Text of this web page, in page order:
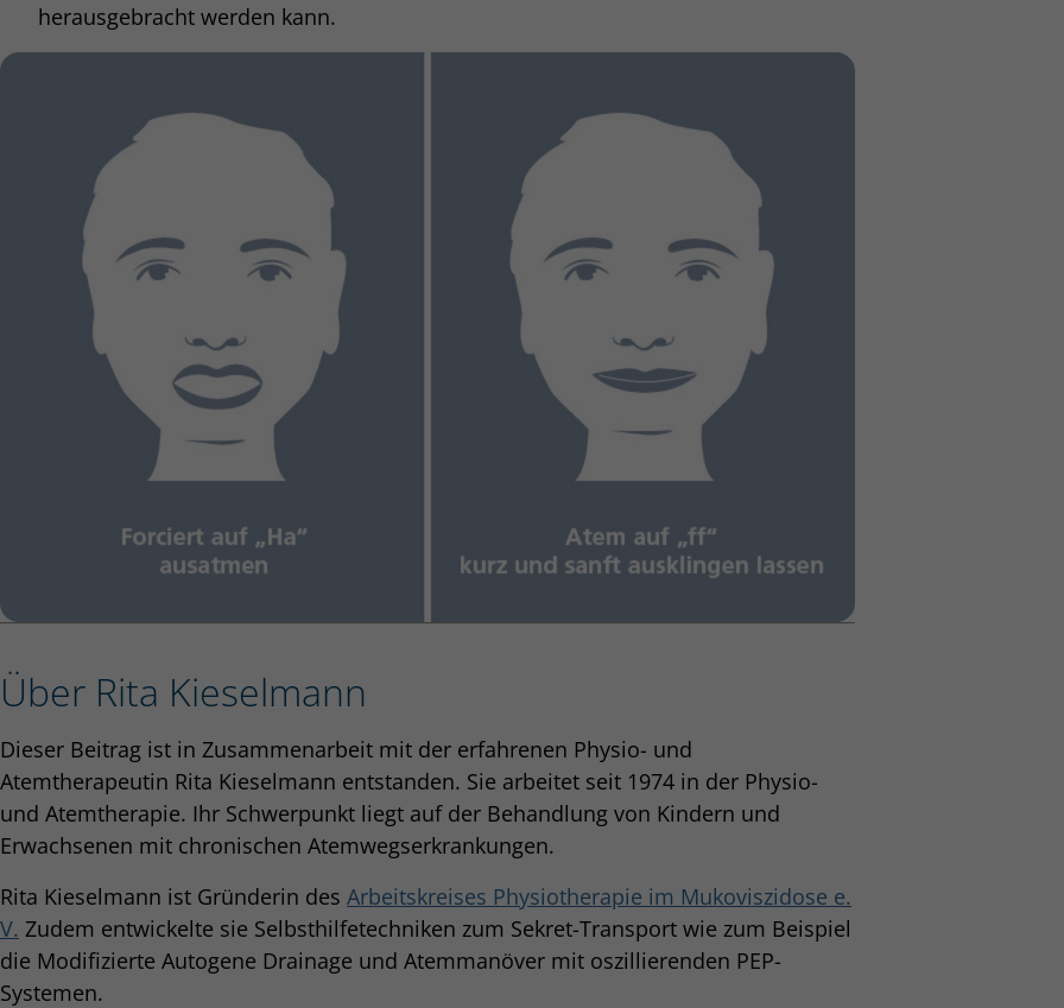
herausgebracht werden kann.
Über Rita Kieselmann
Dieser Beitrag ist in Zusammenarbeit mit der erfahrenen Physio- und
Atemtherapeutin Rita Kieselmann entstanden. Sie arbeitet seit 1974 in der Physio-
und Atemtherapie. Ihr Schwerpunkt liegt auf der Behandlung von Kindern und
Erwachsenen mit chronischen Atemwegserkrankungen.
Rita Kieselmann ist Gründerin des Arbeitskreises Physiotherapie im Mukoviszidose e.
V. Zudem entwickelte sie Selbsthilfetechniken zum Sekret-Transport wie zum Beispiel
die Modifizierte Autogene Drainage und Atemmanöver mit oszillierenden PEP-
Systemen.